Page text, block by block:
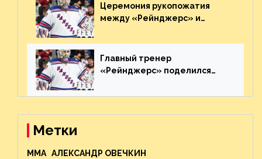
Церемония рукопожатия
между «Рейнджерс» и
матча плей-офф. Видео
Главный тренер
«Рейнджерс» поделился
предстоящего финала
Метки
MMA АЛЕКСАНДР ОВЕЧКИН